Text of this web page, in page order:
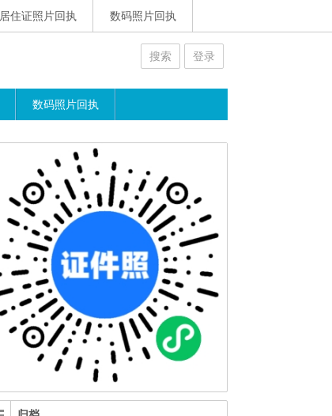
居住证照片回执 数码照片回执
搜索 登录
数码照片回执